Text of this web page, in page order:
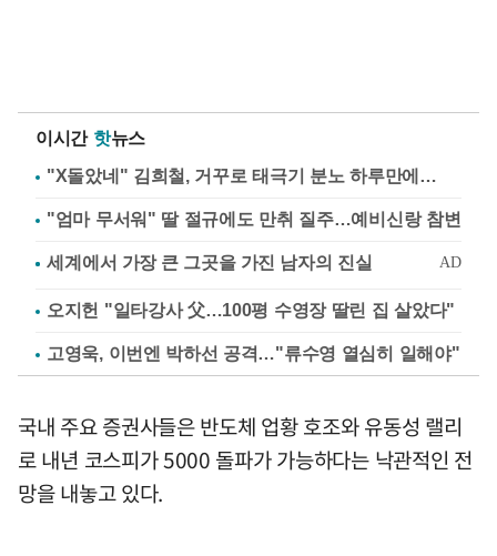
이시간 핫뉴스
"X돌았네" 김희철, 거꾸로 태극기 분노 하루만에…
"엄마 무서워" 딸 절규에도 만취 질주…예비신랑 참변
오지헌 "일타강사 父…100평 수영장 딸린 집 살았다"
고영욱, 이번엔 박하선 공격…"류수영 열심히 일해야"
국내 주요 증권사들은 반도체 업황 호조와 유동성 랠리
로 내년 코스피가 5000 돌파가 가능하다는 낙관적인 전
망을 내놓고 있다.